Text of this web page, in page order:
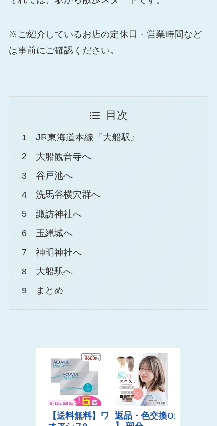
※ご紹介しているお店の定休日・営業時間など
は事前にご確認ください。
目次
JR東海道本線『大船駅』
大船観音寺へ
谷戸池へ
洗馬谷横穴群へ
諏訪神社へ
玉縄城へ
神明神社へ
大船駅へ
まとめ